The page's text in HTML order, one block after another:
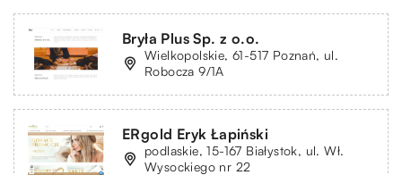
Bryła Plus Sp. z o.o.
Wielkopolskie, 61-517 Poznań, ul.
Robocza 9/1A
ERgold Eryk Łapiński
podlaskie, 15-167 Białystok, ul. Wł.
Wysockiego nr 22